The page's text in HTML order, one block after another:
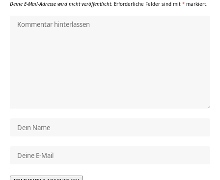
Deine E-Mail-Adresse wird nicht veröffentlicht. Erforderliche Felder sind mit * markiert.